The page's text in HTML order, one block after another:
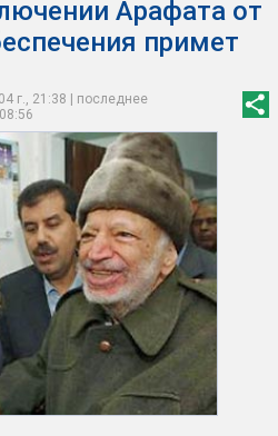
Арафата от
примет
г., 21:38 | последнее